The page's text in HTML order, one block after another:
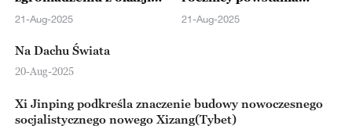
60. rocznicy powstania
Autonomicznego
Regionu
Xizangu(Tybetu)
21-Aug-2025
Autonomicznego
Regionu Xizangu(Tybet)
21-Aug-2025
Na Dachu Świata
20-Aug-2025
Xi Jinping podkreśla znaczenie budowy nowoczesnego
socjalistycznego nowego Xizang(Tybet)